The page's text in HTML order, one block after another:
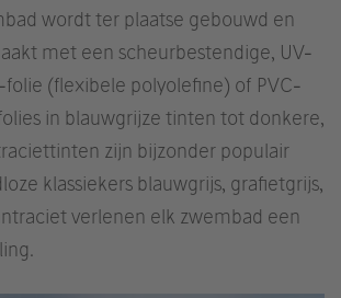
wordt ter plaatse gebouwd en
met een scheurbestendige, UV-
folie (flexibele polyolefine) of PVC-
in blauwgrijze tinten tot donkere,
zijn bijzonder populair
klassiekers blauwgrijs, grafietgrijs,
verlenen elk zwembad een